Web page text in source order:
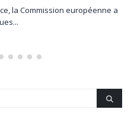
Commission européenne a